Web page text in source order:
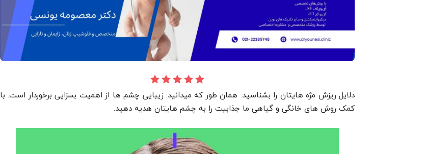
دلایل ریزش مژه هایتان را بشناسید. همان طور که میدانید: زیبایی چشم ها از اهمیت بسزایی برخوردار است. با
کمک روش های خانگی و گیاهی ما جذابیت را به چشم هایتان هدیه دهید.